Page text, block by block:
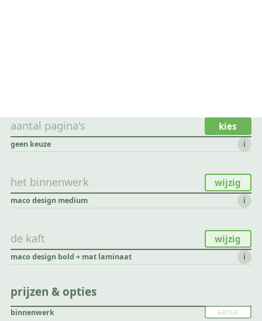
aantal pagina's kies
geen keuze i
het binnenwerk wijzig
maco design medium i
de kaft wijzig
maco design bold + mat laminaat i
prijzen & opties
binnenwerk